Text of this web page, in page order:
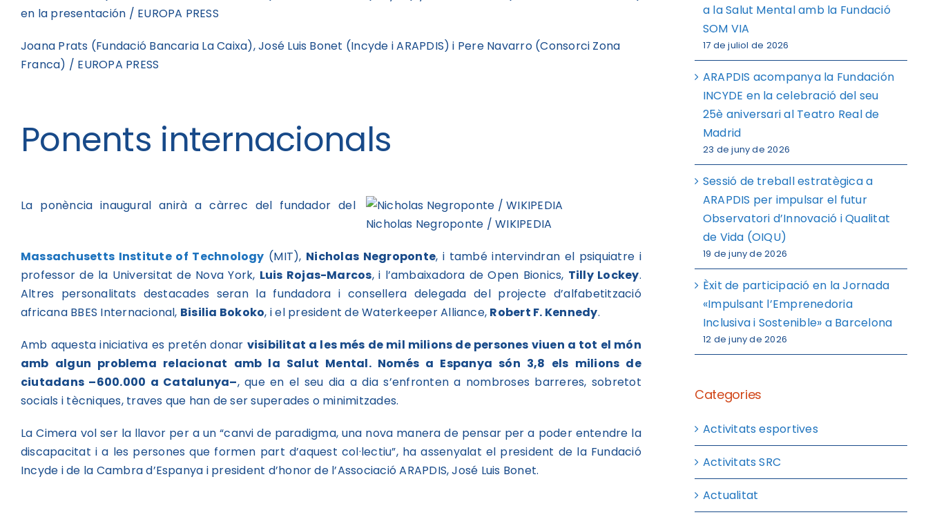
Joana Prats (Fundació Bancaria La Caixa), José Luis Bonet (Incyde i ARAPDIS) i Pere Navarro (Consorci Zona
Franca) / EUROPA PRESS
Ponents internacionals
Nicholas Negroponte / WIKIPEDIA
La ponència inaugural anirà a càrrec del fundador del
Massachusetts Institute of Technology (MIT), Nicholas Negroponte, i també intervindran el psiquiatre i
professor de la Universitat de Nova York, Luis Rojas-Marcos, i l’ambaixadora de Open Bionics, Tilly Lockey.
Altres personalitats destacades seran la fundadora i consellera delegada del projecte d’alfabetització
africana BBES Internacional, Bisilia Bokoko, i el president de Waterkeeper Alliance, Robert F. Kennedy.
Amb aquesta iniciativa es pretén donar visibilitat a les més de mil milions de persones viuen a tot el món
amb algun problema relacionat amb la Salut Mental. Només a Espanya són 3,8 els milions de
ciutadans –600.000 a Catalunya–, que en el seu dia a dia s’enfronten a nombroses barreres, sobretot
socials i tècniques, traves que han de ser superades o minimitzades.
La Cimera vol ser la llavor per a un “canvi de paradigma, una nova manera de pensar per a poder entendre la
discapacitat i a les persones que formen part d’aquest col·lectiu”, ha assenyalat el president de la Fundació
Incyde i de la Cambra d’Espanya i president d’honor de l’Associació ARAPDIS, José Luis Bonet.
a la Salut Mental amb la Fundació
SOM VIA
17 de juliol de 2026
ARAPDIS acompanya la Fundación
INCYDE en la celebració del seu
25è aniversari al Teatro Real de
Madrid
23 de juny de 2026
Sessió de treball estratègica a
ARAPDIS per impulsar el futur
Observatori d’Innovació i Qualitat
de Vida (OIQU)
19 de juny de 2026
Èxit de participació en la Jornada
«Impulsant l’Emprenedoria
Inclusiva i Sostenible» a Barcelona
12 de juny de 2026
Categories
Activitats esportives
Activitats SRC
Actualitat